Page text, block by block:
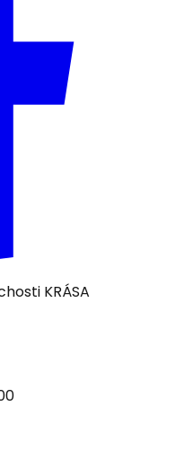
KRÁSA